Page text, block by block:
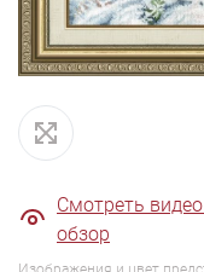
Смотреть
обзор